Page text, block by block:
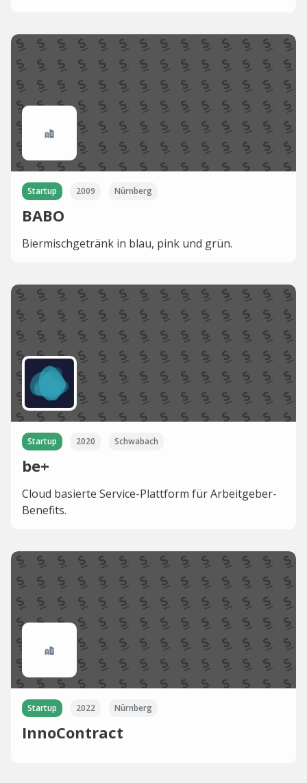
Startup 2009 Nürnberg
BABO
Biermischgetränk in blau, pink und grün.
Startup 2020 Schwabach
be+
Cloud basierte Service­-Plattform für Arbeitgeber­
Benefits.
Startup 2022 Nürnberg
InnoContract